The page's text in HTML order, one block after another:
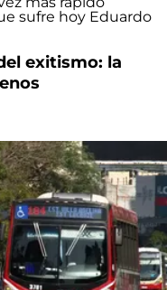
exitismo: la